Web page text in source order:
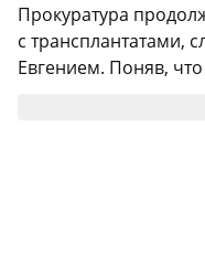
Прокуратура
с трансплантатами,
Евгением. Поняв,